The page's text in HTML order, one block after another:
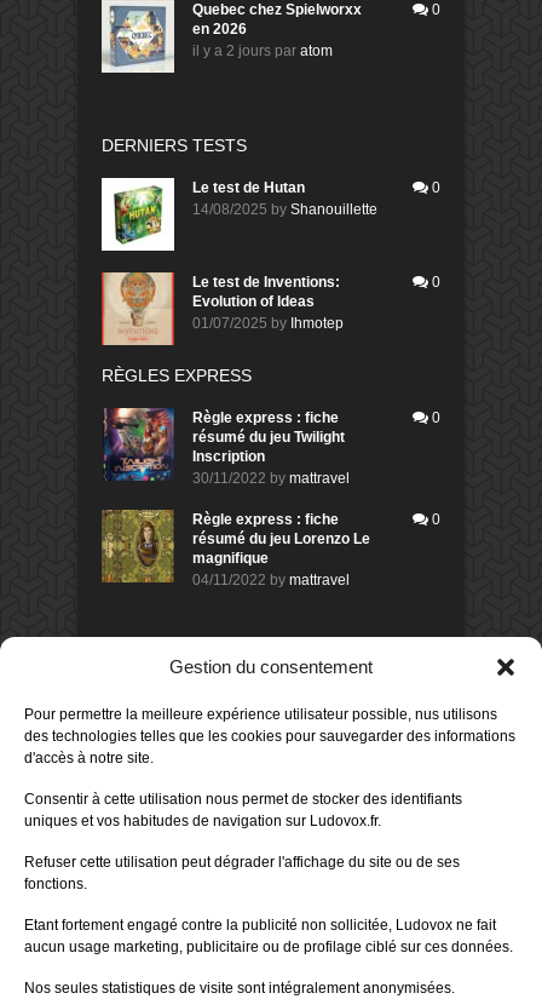
Gestion du consentement
Pour permettre la meilleure expérience utilisateur possible, nus utilisons
des technologies telles que les cookies pour sauvegarder des informations
d'accès à notre site.
Consentir à cette utilisation nous permet de stocker des identifiants
uniques et vos habitudes de navigation sur Ludovox.fr.
Refuser cette utilisation peut dégrader l'affichage du site ou de ses
fonctions.
Etant fortement engagé contre la publicité non sollicitée, Ludovox ne fait
aucun usage marketing, publicitaire ou de profilage ciblé sur ces données.
Nos seules statistiques de visite sont intégralement anonymisées.
Quebec chez Spielworxx
en 2026
il y a 2 jours par atom
0
DERNIERS TESTS
Le test de Hutan
14/08/2025 by Shanouillette
0
Le test de Inventions:
Evolution of Ideas
01/07/2025 by Ihmotep
0
RÈGLES EXPRESS
Règle express : fiche
résumé du jeu Twilight
Inscription
30/11/2022 by mattravel
0
Règle express : fiche
résumé du jeu Lorenzo Le
magnifique
04/11/2022 by mattravel
0
DERNIERS AVIS DES MEMBRES
Avis de morlockbob
Sur le jeu Collect!
il y a 1 jour
Avis demorlockbob
Sur le jeu Detective Box - Ciao
Publié leil y a 3 jours
80%
Sur le jeu Detective Box - Ciao
Bella